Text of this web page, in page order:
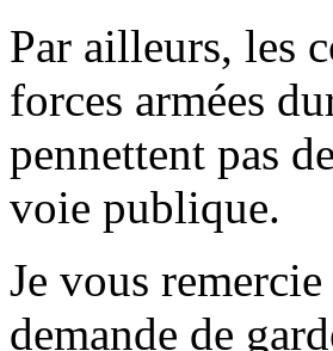
Par ailleurs, les
forces armées
pennettent pas
voie publique.
Je vous
demande de